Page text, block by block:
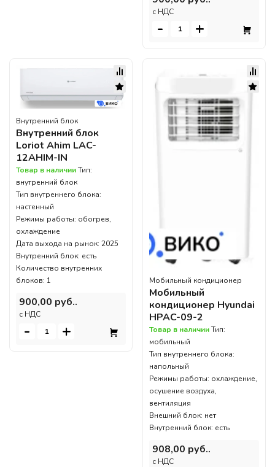
c НДС
- +
Внутренний блок
Внутренний блок
Loriot Ahim LAC-
12AHIM-IN
Товар в наличииТип:
внутренний блок
Тип внутреннего блока:
настенный
Режимы работы: обогрев,
охлаждение
Дата выхода на рынок: 2025
Внутренний блок: есть
Количество внутренних
блоков: 1
900,00 руб..
c НДС
- +
Мобильный кондиционер
Мобильный
кондиционер Hyundai
HPAC-09-2
Товар в наличииТип:
мобильный
Тип внутреннего блока:
напольный
Режимы работы: охлаждение,
осушение воздуха,
вентиляция
Внешний блок: нет
Внутренний блок: есть
908,00 руб..
c НДС